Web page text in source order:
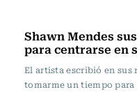
Shawn Mendes
para centrarse en
El artista escribió en sus
tomarme un tiempo